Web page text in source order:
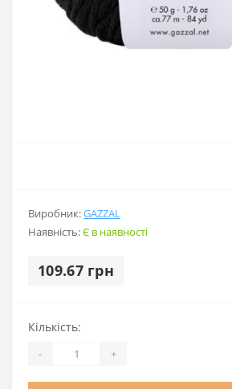
Виробник:GAZZAL
Наявність:Є в наявності
109.67 грн
Кількість:
- +